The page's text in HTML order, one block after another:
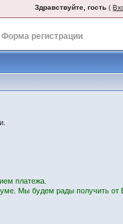
Здравствуйте, гость (
Форма регистрации
платежа.
Мы будем рады получить